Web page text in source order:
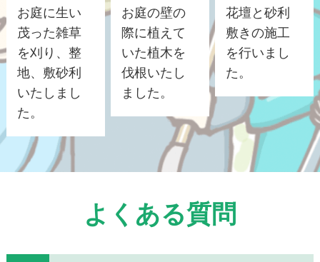
お庭に生い
茂った雑草
を刈り、整
地、敷砂利
いたしまし
た。
お庭の壁の
際に植えて
いた植木を
伐根いたし
ました。
花壇と砂利
敷きの施工
を行いまし
た。
よくある質問